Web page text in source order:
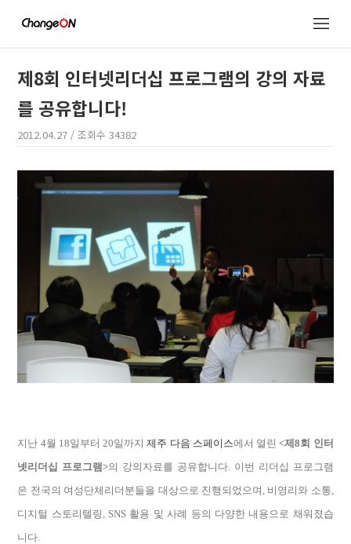
제8회 인터넷리더십 프로그램의 강의 자료
를 공유합니다!
2012.04.27 / 조회수34382
지난 4월 18일부터 20일까지제주 다음 스페이스에서 열린 <제8회 인터
넷리더십 프로그램>의 강의자료를 공유합니다 이번 리더십 프로그램
은 전국의 여성단체리더분들을 대상으로 진행되었으며, 비영리와 소통,
디지털 스토리텔링, SNS 활용 및 사례 등의 다양한 내용으로 채워졌습
니다.